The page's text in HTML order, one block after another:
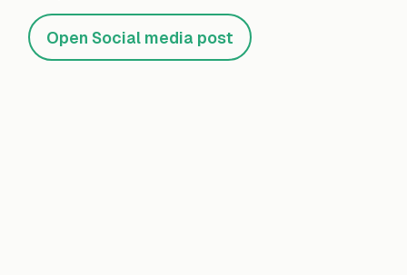
Open Social media post